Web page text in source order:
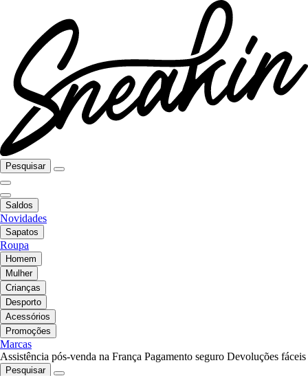
Pesquisar
Saldos
Novidades
Sapatos
Roupa
Homem
Mulher
Crianças
Desporto
Acessórios
Promoções
Marcas
Assistência pós-venda na França Pagamento seguro Devoluções fáceis
Pesquisar